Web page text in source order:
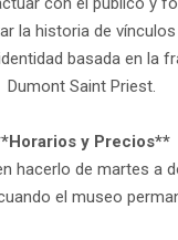
la historia de
basada en la
Dumont Saint Priest.
y Precios**
hacerlo de martes a
el museo